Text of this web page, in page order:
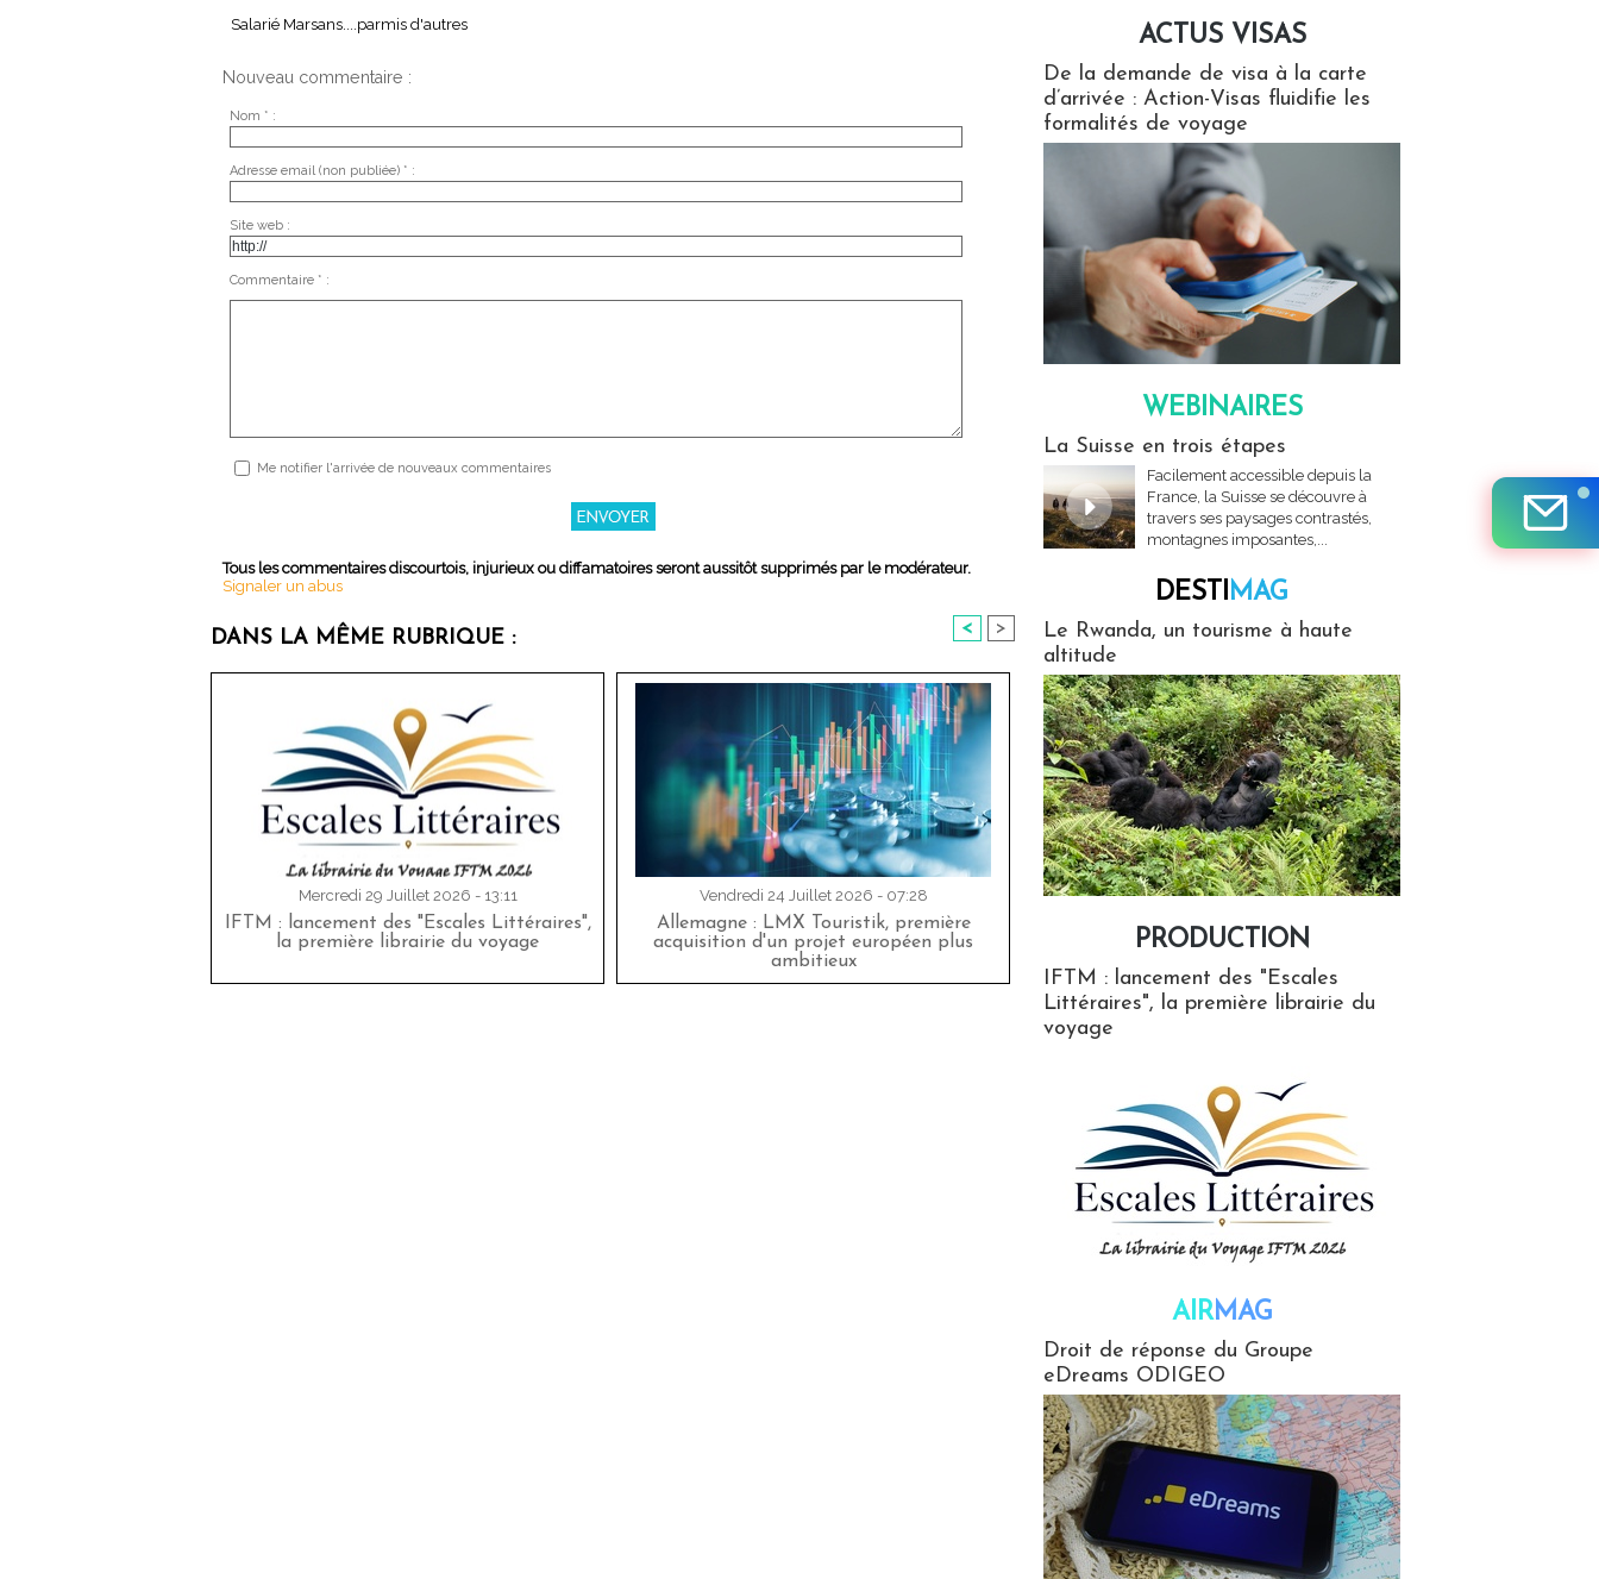
Salarié Marsans....parmis d'autres
Nouveau commentaire :
Nom * :
Adresse email (non publiée) * :
Site web :
Commentaire * :
Me notifier l'arrivée de nouveaux commentaires
Tous les commentaires discourtois, injurieux ou diffamatoires seront aussitôt supprimés par le modérateur.
Signaler un abus
DANS LA MÊME RUBRIQUE : < >
Mercredi 29 Juillet 2026 - 13:11
IFTM : lancement des "Escales Littéraires",
la première librairie du voyage
Vendredi 24 Juillet 2026 - 07:28
Allemagne : LMX Touristik, première
acquisition d'un projet européen plus
ambitieux
ACTUS VISAS
De la demande de visa à la carte
d’arrivée : Action-Visas fluidifie les
formalités de voyage
WEBINAIRES
La Suisse en trois étapes
Facilement accessible depuis la
France, la Suisse se découvre à
travers ses paysages contrastés,
montagnes imposantes,...
DESTIMAG
Le Rwanda, un tourisme à haute
altitude
PRODUCTION
IFTM : lancement des "Escales
Littéraires", la première librairie du
voyage
AIRMAG
Droit de réponse du Groupe
eDreams ODIGEO